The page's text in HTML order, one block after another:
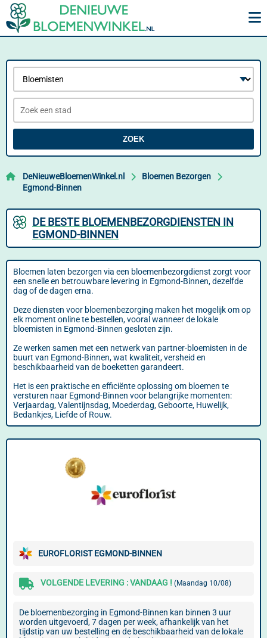
ZOEK
DeNieuweBloemenWinkel.nl
Bloemen Bezorgen
Egmond-Binnen
DE BESTE BLOEMENBEZORGDIENSTEN IN
EGMOND-BINNEN
Bloemen laten bezorgen via een bloemenbezorgdienst zorgt voor
een snelle en betrouwbare levering in Egmond-Binnen, dezelfde
dag of de dagen erna.
Deze diensten voor bloemenbezorging maken het mogelijk om op
elk moment online te bestellen, vooral wanneer de lokale
bloemisten in Egmond-Binnen gesloten zijn.
Ze werken samen met een netwerk van partner-bloemisten in de
buurt van Egmond-Binnen, wat kwaliteit, versheid en
beschikbaarheid van de boeketten garandeert.
Het is een praktische en efficiënte oplossing om bloemen te
versturen naar Egmond-Binnen voor belangrijke momenten:
Verjaardag, Valentijnsdag, Moederdag, Geboorte, Huwelijk,
Bedankjes, Liefde of Rouw.
EUROFLORIST EGMOND-BINNEN
VOLGENDE LEVERING : VANDAAG ! (Maandag 10/08)
De bloemenbezorging in Egmond-Binnen kan binnen 3 uur
worden uitgevoerd, 7 dagen per week, afhankelijk van het
tijdstip van uw bestelling en de beschikbaarheid van de lokale